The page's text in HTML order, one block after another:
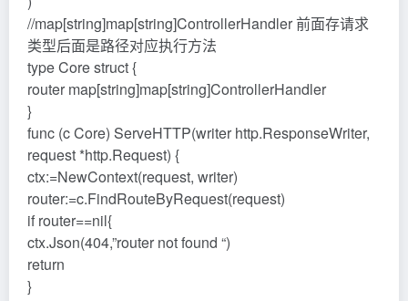
//map[string]map[string]ControllerHandler 前面存请求
类型后面是路径对应执行方法
type Core struct {
router map[string]map[string]ControllerHandler
}
func (c Core) ServeHTTP(writer http.ResponseWriter,
request *http.Request) {
ctx:=NewContext(request, writer)
router:=c.FindRouteByRequest(request)
if router==nil{
ctx.Json(404,”router not found “)
return
}